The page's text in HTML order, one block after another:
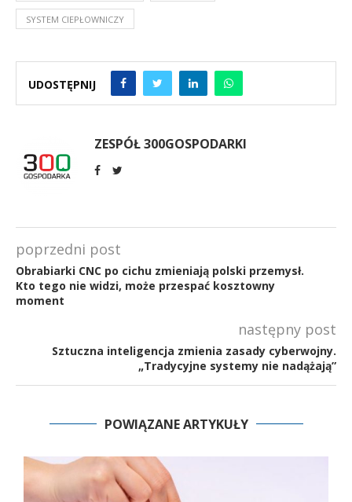
SYSTEM CIEPŁOWNICZY
UDOSTĘPNIJ
ZESPÓŁ 300GOSPODARKI
poprzedni post
Obrabiarki CNC po cichu zmieniają polski przemysł.
Kto tego nie widzi, może przespać kosztowny
moment
następny post
Sztuczna inteligencja zmienia zasady cyberwojny.
„Tradycyjne systemy nie nadążają”
POWIĄZANE ARTYKUŁY